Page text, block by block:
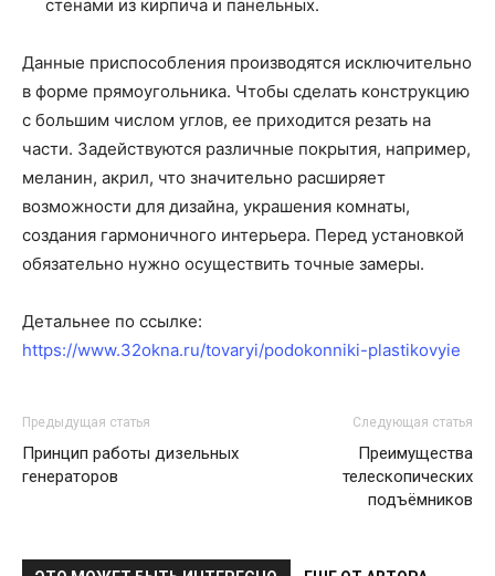
стенами из кирпича и панельных.
Данные приспособления производятся исключительно
в форме прямоугольника. Чтобы сделать конструкцию
с большим числом углов, ее приходится резать на
части. Задействуются различные покрытия, например,
меланин, акрил, что значительно расширяет
возможности для дизайна, украшения комнаты,
создания гармоничного интерьера. Перед установкой
обязательно нужно осуществить точные замеры.
Детальнее по ссылке:
https://www.32okna.ru/tovaryi/podokonniki-plastikovyie
Предыдущая статья
Принцип работы дизельных
генераторов
Следующая статья
Преимущества
телескопических
подъёмников